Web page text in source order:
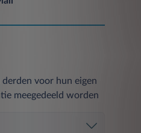
wordt.
van invloed op de
doeleinden in te
derden voor hun eigen
meegedeeld worden